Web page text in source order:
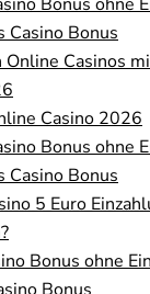
Bonus
bis zu 100€
home Bonus
QUOTENBOOST +
Casino Bonus
Online Casinos
Casino 2026
Bonus ohne
Casino Bonus
5 Euro
Bonus ohne